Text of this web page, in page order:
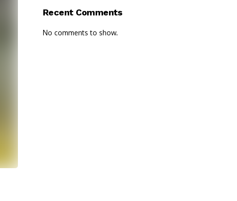
Recent Comments
No comments to show.